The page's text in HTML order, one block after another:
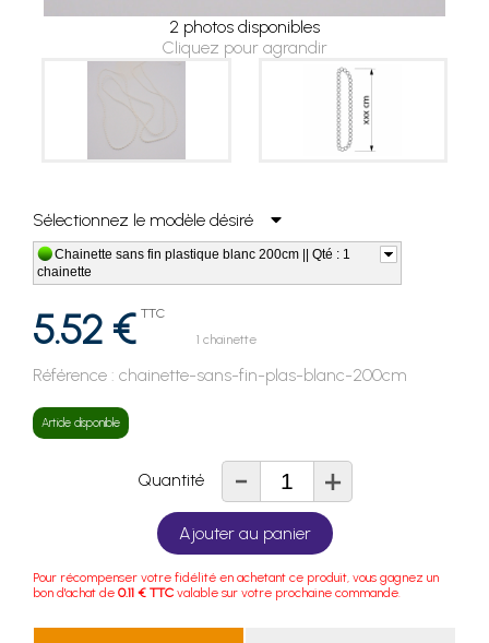
2 photos disponibles
Cliquez pour agrandir
Sélectionnez le modèle désiré
Chainette sans fin plastique blanc 200cm || Qté : 1
chainette
5.52 € TTC
1 chainette
Référence : chainette-sans-fin-plas-blanc-200cm
Article disponible
Quantité - +
Ajouter au panier
Pour récompenser votre fidélité en achetant ce produit, vous gagnez un
bon d'achat de 0.11 € TTC valable sur votre prochaine commande.